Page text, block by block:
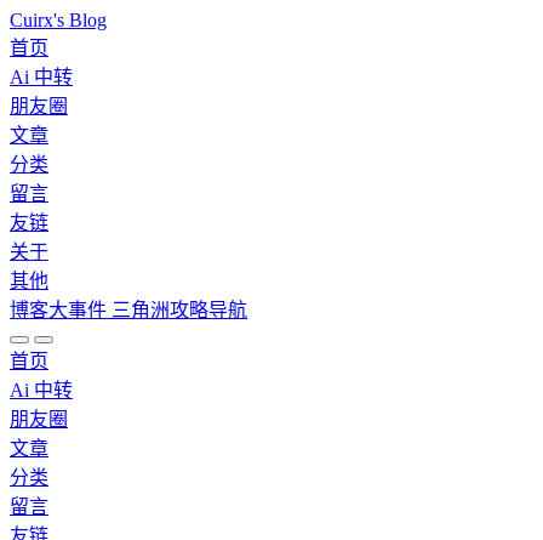
Cuirx's Blog
首页
Ai 中转
朋友圈
文章
分类
留言
友链
关于
其他
博客大事件 三角洲攻略导航
首页
Ai 中转
朋友圈
文章
分类
留言
友链